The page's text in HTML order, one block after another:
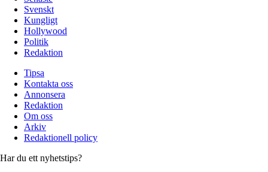
Svenskt
Kungligt
Hollywood
Politik
Redaktion
Tipsa
Kontakta oss
Annonsera
Redaktion
Om oss
Arkiv
Redaktionell policy
Har du ett nyhetstips?